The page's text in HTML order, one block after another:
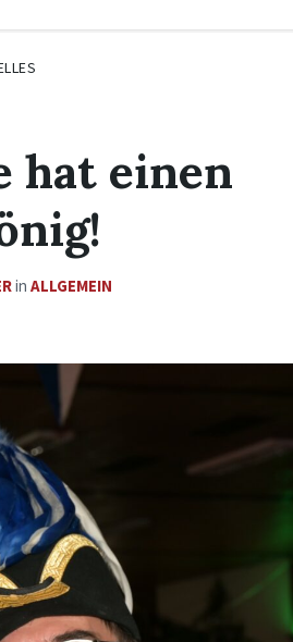
hat einen
in ALLGEMEIN